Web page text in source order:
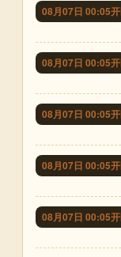
08月07日 00:05
08月07日 00:05
08月07日 00:05
08月07日 00:05
08月07日 00:05